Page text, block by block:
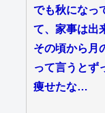
でも秋になっ
て、家事は出
その頃から月
って言うとず
痩せたな…